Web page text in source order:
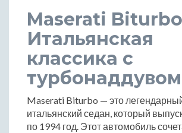
Maserati
Итальянская
классика с
турбонаддувом
Maserati Biturbo — это
итальянский седан, который
по 1994 год. Этот автомобиль